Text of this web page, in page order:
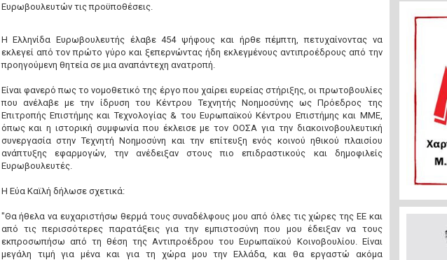
Ευρωβουλευτών τις προϋποθέσεις.
Η Ελληνίδα Ευρωβουλευτής έλαβε 454 ψήφους και ήρθε πέμπτη, πετυχαίνοντας να
εκλεγεί από τον πρώτο γύρο και ξεπερνώντας ήδη εκλεγμένους αντιπροέδρους από την
προηγούμενη θητεία σε μια αναπάντεχη ανατροπή.
Είναι φανερό πως το νομοθετικό της έργο που χαίρει ευρείας στήριξης, οι πρωτοβουλίες
που ανέλαβε με την ίδρυση του Κέντρου Τεχνητής Νοημοσύνης ως Πρόεδρος της
Επιτροπής Επιστήμης και Τεχνολογίας & του Ευρωπαϊκού Κέντρου Επιστήμης και ΜΜΕ,
όπως και η ιστορική συμφωνία που έκλεισε με τον ΟΟΣΑ για την διακοινοβουλευτική
συνεργασία στην Τεχνητή Νοημοσύνη και την επίτευξη ενός κοινού ηθικού πλαισίου
ανάπτυξης εφαρμογών, την ανέδειξαν στους πιο επιδραστικούς και δημοφιλείς
Ευρωβουλευτές.
Η Εύα Καϊλή δήλωσε σχετικά:
"Θα ήθελα να ευχαριστήσω θερμά τους συναδέλφους μου από όλες τις χώρες της ΕΕ και
από τις περισσότερες παρατάξεις για την εμπιστοσύνη που μου έδειξαν να τους
εκπροσωπήσω από τη θέση της Αντιπροέδρου του Ευρωπαϊκού Κοινοβουλίου. Είναι
μεγάλη τιμή για μένα και για τη χώρα μου την Ελλάδα, και θα εργαστώ ακόμα